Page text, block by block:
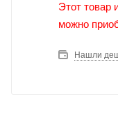
Этот товар
можно
Нашли